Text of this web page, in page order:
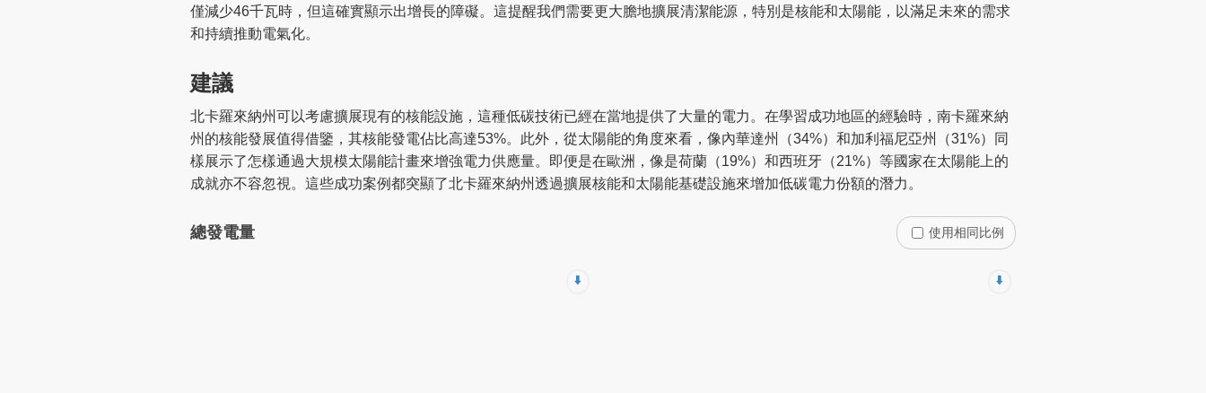
僅減少46千瓦時，但這確實顯示出增長的障礙。這提醒我們需要更大膽地擴展清潔能源，特別是核能和太陽能，以滿足未來的需求
和持續推動電氣化。
建議
北卡羅來納州可以考慮擴展現有的核能設施，這種低碳技術已經在當地提供了大量的電力。在學習成功地區的經驗時，南卡羅來納
州的核能發展值得借鑒，其核能發電佔比高達53%。此外，從太陽能的角度來看，像內華達州（34%）和加利福尼亞州（31%）同
樣展示了怎樣通過大規模太陽能計畫來增強電力供應量。即便是在歐洲，像是荷蘭（19%）和西班牙（21%）等國家在太陽能上的
成就亦不容忽視。這些成功案例都突顯了北卡羅來納州透過擴展核能和太陽能基礎設施來增加低碳電力份額的潛力。
總發電量 使用相同比例
⬇️ ⬇️